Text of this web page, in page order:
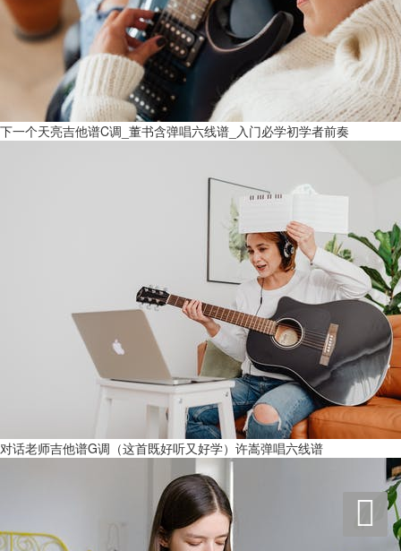
下一个天亮吉他谱C调_董书含弹唱六线谱_入门必学初学者前奏
对话老师吉他谱G调（这首既好听又好学）许嵩弹唱六线谱
